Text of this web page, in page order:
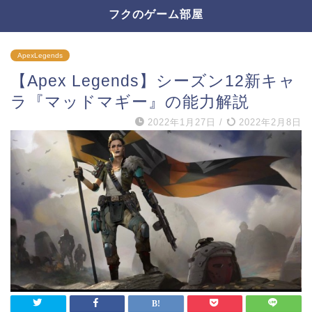
フクのゲーム部屋
ApexLegends
【Apex Legends】シーズン12新キャ
ラ『マッドマギー』の能力解説
2022年1月27日 / 2022年2月8日